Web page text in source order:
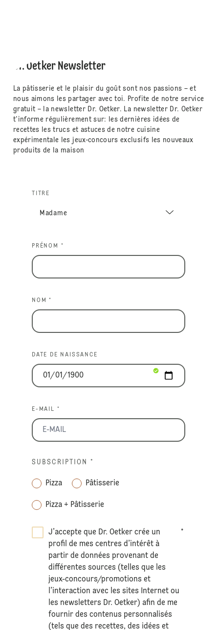
Dr. Oetker Newsletter
La pâtisserie et le plaisir du goût sont nos passions – et
nous aimons les partager avec toi. Profite de notre service
gratuit – la newsletter Dr. Oetker. La newsletter Dr. Oetker
t'informe régulièrement sur: les dernières idées de
recettes les trucs et astuces de notre cuisine
expérimentale les jeux-concours exclusifs les nouveaux
produits de la maison
TITRE
PRÉNOM *
NOM *
DATE DE NAISSANCE
E-MAIL *
SUBSCRIPTION *
Pizza Pâtisserie
Pizza + Pâtisserie
J’accepte que Dr. Oetker crée un
profil de mes centres d’intérêt à
partir de données provenant de
différentes sources (telles que les
jeux-concours/promotions et
l’interaction avec les sites Internet ou
les newsletters Dr. Oetker) afin de me
fournir des contenus personnalisés
(tels que des recettes, des idées et
*